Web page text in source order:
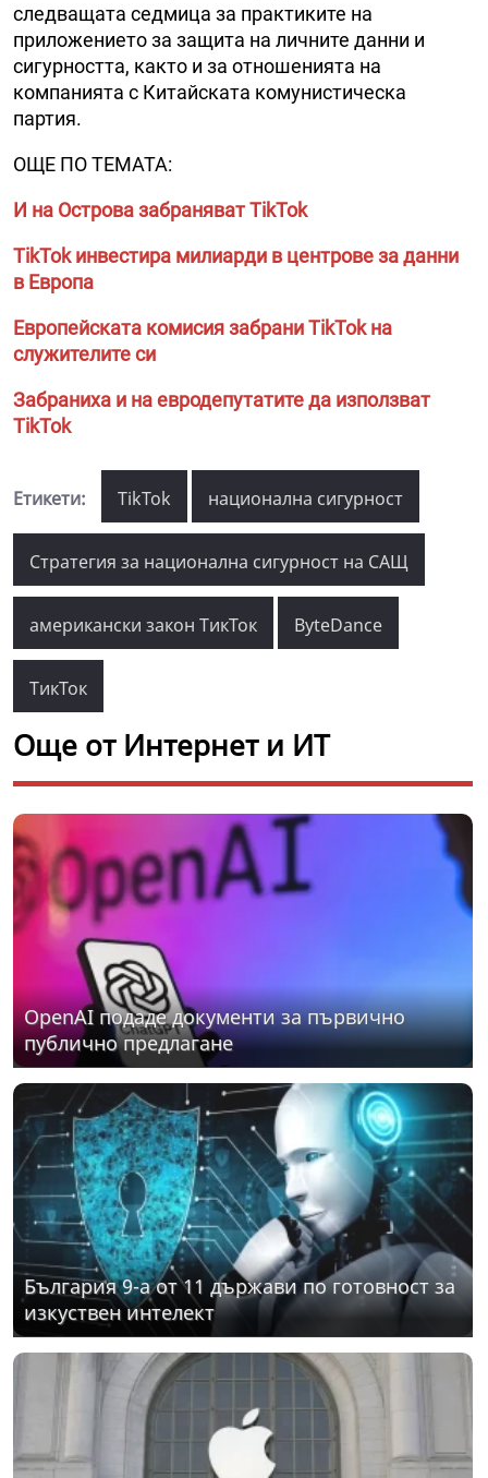
следващата седмица за практиките на
приложението за защита на личните данни и
сигурността, както и за отношенията на
компанията с Китайската комунистическа
партия.
ОЩЕ ПО ТЕМАТА:
И на Острова забраняват TikTok
TikTok инвестира милиарди в центрове за данни
в Европа
Европейската комисия забрани TikTok на
служителите си
Забраниха и на евродепутатите да използват
TikTok
Етикети: TikTok национална сигурност
Стратегия за национална сигурност на САЩ
американски закон ТикТок ByteDance
ТикТок
Още от Интернет и ИТ
OpenAI подаде документи за първично
публично предлагане
България 9-а от 11 държави по готовност за
изкуствен интелект